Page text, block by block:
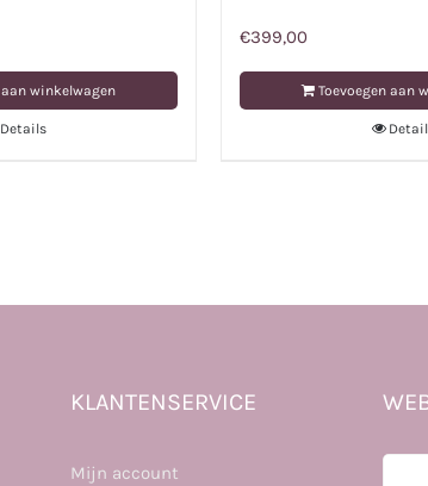
aan winkelwagen
Details
€399,00
Toevoegen aan
KLANTENSERVICE
Mijn account